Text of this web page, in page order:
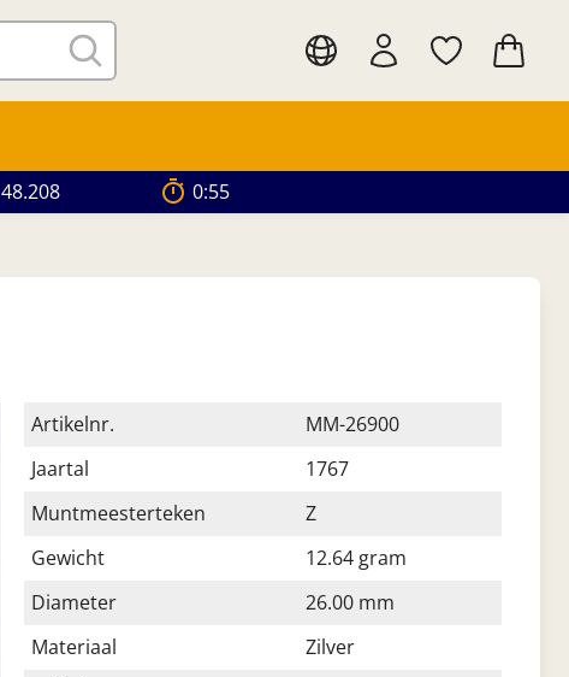
48.208 0:54
Artikelnr.
MM-26900
Jaartal
1767
Muntmeesterteken
Z
Gewicht
12.64 gram
Diameter
26.00 mm
Materiaal
Zilver